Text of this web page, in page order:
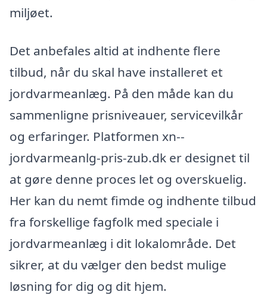
miljøet.
Det anbefales altid at indhente flere
tilbud, når du skal have installeret et
jordvarmeanlæg. På den måde kan du
sammenligne prisniveauer, servicevilkår
og erfaringer. Platformen xn--
jordvarmeanlg-pris-zub.dk er designet til
at gøre denne proces let og overskuelig.
Her kan du nemt fimde og indhente tilbud
fra forskellige fagfolk med speciale i
jordvarmeanlæg i dit lokalområde. Det
sikrer, at du vælger den bedst mulige
løsning for dig og dit hjem.